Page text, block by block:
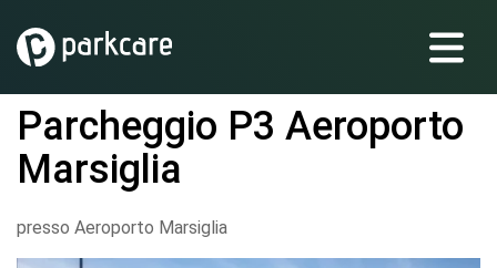
Parcheggio P3 Aeroporto
Marsiglia
presso Aeroporto Marsiglia